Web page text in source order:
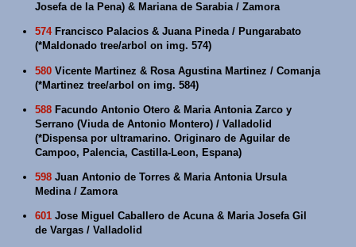
Josefa de la Pena) & Mariana de Sarabia / Zamora
574Francisco Palacios & Juana Pineda / Pungarabato
(*Maldonado tree/arbol on img. 574)
580 Vicente Martinez & Rosa Agustina Martinez / Comanja
(*Martinez tree/arbol on img. 584)
588 Facundo Antonio Otero & Maria Antonia Zarco y
Serrano (Viuda de Antonio Montero) / Valladolid
(*Dispensa por ultramarino. Originaro de Aguilar de
Campoo, Palencia, Castilla-Leon, Espana)
598 Juan Antonio de Torres & Maria Antonia Ursula
Medina / Zamora
601 Jose Miguel Caballero de Acuna & Maria Josefa Gil
de Vargas / Valladolid